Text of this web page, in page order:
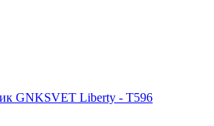
GNKSVET Liberty - T596